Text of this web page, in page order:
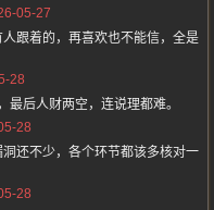
05-27
跟着的，再喜欢也不能信，全是
28
后人财两空，连说理都难。
28
还不少，各个环节都该多核对一
28